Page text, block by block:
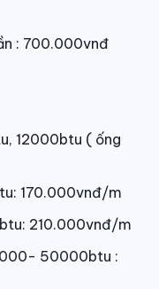
: 700.000vnđ
12000btu ( ống
170.000vnđ/m
210.000vnđ/m
50000btu :